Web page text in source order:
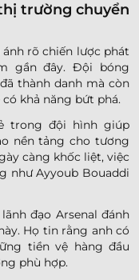
trường chuyển
rõ chiến lược phát
gần đây. Đội bóng
thành danh mà còn
khả năng bứt phá.
trong đội hình giúp
nền tảng cho tương
càng khốc liệt, việc
như Ayyoub Bouaddi
đạo Arsenal đánh
Họ tin rằng anh có
tiền vệ hàng đầu
phù hợp.